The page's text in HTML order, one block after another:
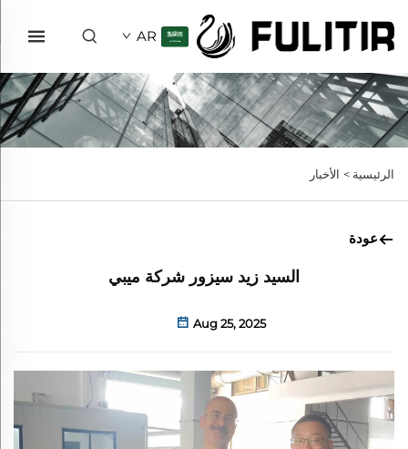
AR
الرئيسية > الأخبار
عودة
السيد زيد سيزور شركة ميبي
Aug 25, 2025